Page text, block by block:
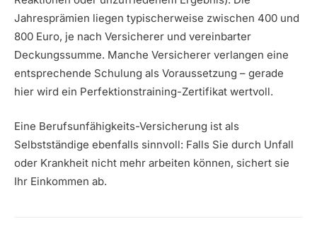
Jahresprämien liegen typischerweise zwischen 400 und
800 Euro, je nach Versicherer und vereinbarter
Deckungssumme. Manche Versicherer verlangen eine
entsprechende Schulung als Voraussetzung – gerade
hier wird ein Perfektionstraining-Zertifikat wertvoll.
Eine Berufsunfähigkeits-Versicherung ist als
Selbstständige ebenfalls sinnvoll: Falls Sie durch Unfall
oder Krankheit nicht mehr arbeiten können, sichert sie
Ihr Einkommen ab.